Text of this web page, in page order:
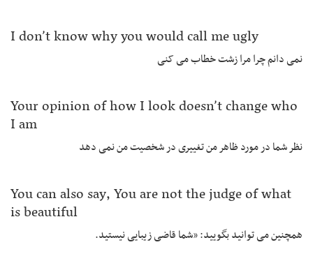
I don’t know why you would call me ugly
نمی دانم چرا مرا زشت خطاب می کنی
Your opinion of how I look doesn’t change who
I am
نظر شما در مورد ظاهر من تغییری در شخصیت من نمی دهد
You can also say, You are not the judge of what
is beautiful
همچنین می توانید بگویید: «شما قاضی زیبایی نیستید.